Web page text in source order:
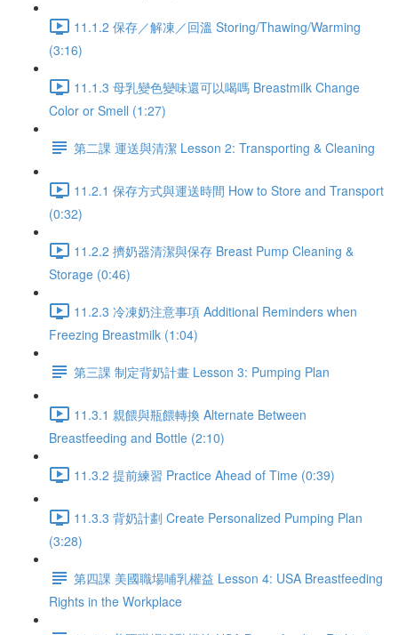
11.1.2 保存／解凍／回溫 Storing/Thawing/Warming
(3:16)
11.1.3 母乳變色變味還可以喝嗎 Breastmilk Change
Color or Smell (1:27)
第二課 運送與清潔 Lesson 2: Transporting & Cleaning
11.2.1 保存方式與運送時間 How to Store and Transport
(0:32)
11.2.2 擠奶器清潔與保存 Breast Pump Cleaning &
Storage (0:46)
11.2.3 冷凍奶注意事項 Additional Reminders when
Freezing Breastmilk (1:04)
第三課 制定背奶計畫 Lesson 3: Pumping Plan
11.3.1 親餵與瓶餵轉換 Alternate Between
Breastfeeding and Bottle (2:10)
11.3.2 提前練習 Practice Ahead of Time (0:39)
11.3.3 背奶計劃 Create Personalized Pumping Plan
(3:28)
第四課 美國職場哺乳權益 Lesson 4: USA Breastfeeding
Rights in the Workplace